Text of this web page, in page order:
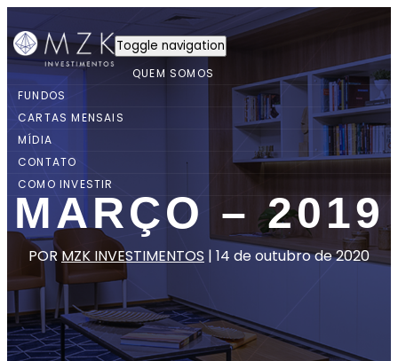
Toggle navigation
QUEM SOMOS
FUNDOS
CARTAS MENSAIS
MÍDIA
CONTATO
COMO INVESTIR
MARÇO – 2019
PORMZK INVESTIMENTOS | 14 de outubro de 2020